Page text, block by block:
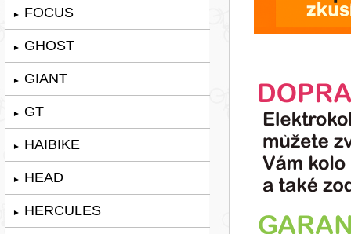
► FOCUS
► GHOST
► GIANT
► GT
► HAIBIKE
► HEAD
► HERCULES